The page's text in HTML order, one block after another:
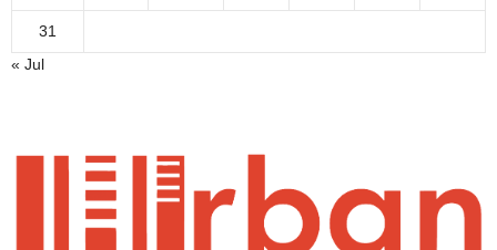
31
« Jul